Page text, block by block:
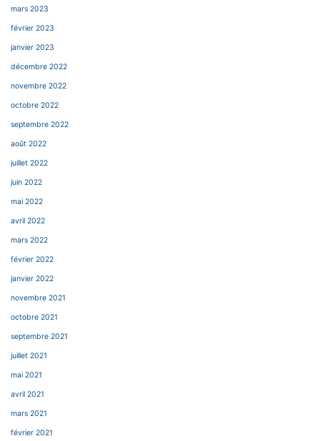
mars 2023
février 2023
janvier 2023
décembre 2022
novembre 2022
octobre 2022
septembre 2022
août 2022
juillet 2022
juin 2022
mai 2022
avril 2022
mars 2022
février 2022
janvier 2022
novembre 2021
octobre 2021
septembre 2021
juillet 2021
mai 2021
avril 2021
mars 2021
février 2021